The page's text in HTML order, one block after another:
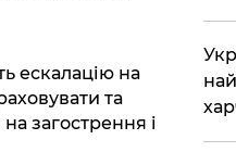
ескалацію на
та
загострення і